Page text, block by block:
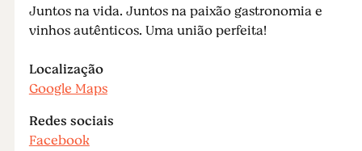
Juntos na vida. Juntos na paixão gastronomia e
vinhos autênticos. Uma união perfeita!
Localização
Google Maps
Redes sociais
Facebook